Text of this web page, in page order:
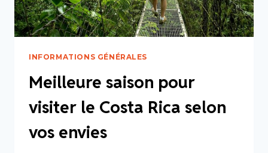
INFORMATIONS GÉNÉRALES
Meilleure saison pour
visiter le Costa Rica selon
vos envies